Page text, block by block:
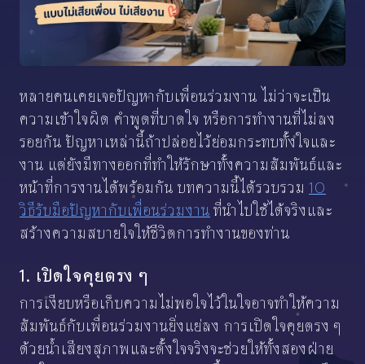
หลายคนเคยเจอปัญหากับเพื่อนร่วมงาน ไม่ว่าจะเป็น
ความเข้าใจผิด คำพูดที่บาดใจ หรือการทำงานที่ไม่ลง
รอยกัน ปัญหาเหล่านี้ถ้าปล่อยไว้ย่อมกระทบทั้งใจและ
งาน แต่ยังมีทางออกที่ทำให้รักษาทั้งความสัมพันธ์และ
หน้าที่การงานได้พร้อมกัน บทความนี้ได้รวบรวม 10
วิธีรับมือปัญหากับเพื่อนร่วมงาน ที่นำไปใช้ได้จริงและ
สร้างความสบายใจให้ชีวิตการทำงานของท่าน
1. เปิดใจคุยตรง ๆ
การเงียบหรือเก็บความไม่พอใจไว้ในใจอาจทำให้ความ
สัมพันธ์กับเพื่อนร่วมงานยิ่งแย่ลง การเปิดใจคุยตรง ๆ
ด้วยน้ำเสียงสุภาพและตั้งใจจริงจะช่วยให้ทั้งสองฝ่าย